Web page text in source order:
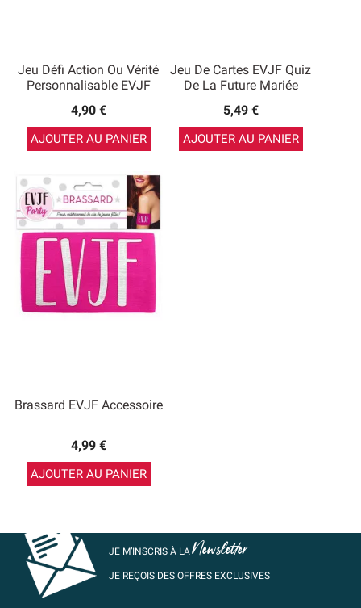
Jeu Défi Action Ou Vérité
Personnalisable EVJF
4,90 €
AJOUTER AU PANIER
Jeu De Cartes EVJF Quiz
De La Future Mariée
5,49 €
AJOUTER AU PANIER
Brassard EVJF Accessoire
4,99 €
AJOUTER AU PANIER
JE M’INSCRIS À LANewsletter
JE REÇOIS DES OFFRES EXCLUSIVES